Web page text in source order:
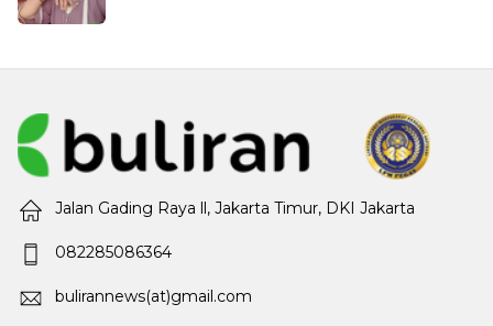
Jalan Gading Raya ll, Jakarta Timur, DKI Jakarta
082285086364
bulirannews(at)gmail.com